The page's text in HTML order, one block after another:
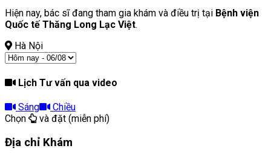
Hiện nay, bác sĩ đang tham gia khám và điều trị tại Bệnh viện
Quốc tế Thăng Long Lạc Việt.
Hà Nội
Lịch Tư vấn qua video
Sáng
Chiều
Chọn
và đặt (miễn phí)
Địa chỉ Khám